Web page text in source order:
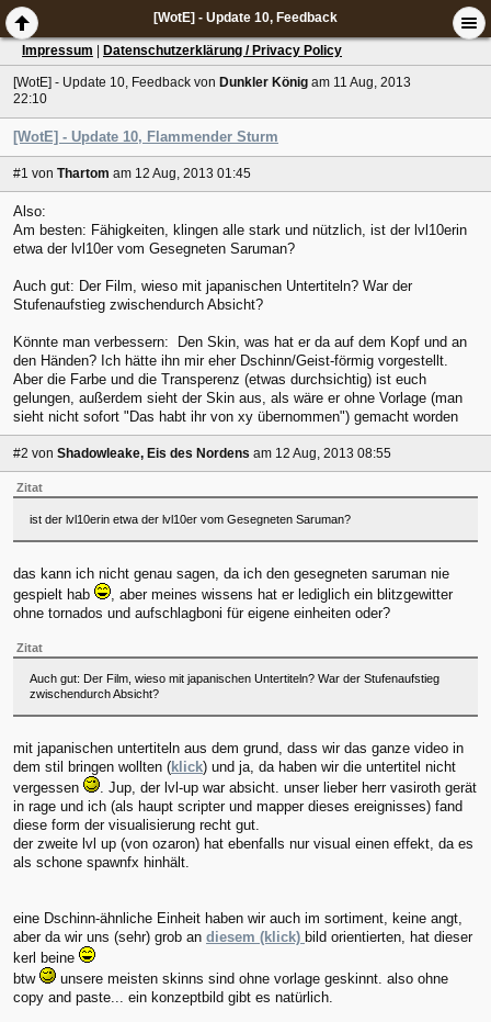
[WotE] - Update 10, Feedback
Impressum Datenschutzerklärung / Privacy Policy
[WotE] - Update 10, Feedback von Dunkler König am 11 Aug, 2013
22:10
[WotE] - Update 10, Flammender Sturm
#1 von Thartom am 12 Aug, 2013 01:45
Also:
Am besten: Fähigkeiten, klingen alle stark und nützlich, ist der lvl10erin
etwa der lvl10er vom Gesegneten Saruman?
Auch gut: Der Film, wieso mit japanischen Untertiteln? War der
Stufenaufstieg zwischendurch Absicht?
Könnte man verbessern: Den Skin, was hat er da auf dem Kopf und an
den Händen? Ich hätte ihn mir eher Dschinn/Geist-förmig vorgestellt.
Aber die Farbe und die Transperenz (etwas durchsichtig) ist euch
gelungen, außerdem sieht der Skin aus, als wäre er ohne Vorlage (man
sieht nicht sofort "Das habt ihr von xy übernommen") gemacht worden
#2 von Shadowleake, Eis des Nordens am 12 Aug, 2013 08:55
Zitat
ist der lvl10erin etwa der lvl10er vom Gesegneten Saruman?
das kann ich nicht genau sagen, da ich den gesegneten saruman nie
gespielt hab
, aber meines wissens hat er lediglich ein blitzgewitter
ohne tornados und aufschlagboni für eigene einheiten oder?
Zitat
Auch gut: Der Film, wieso mit japanischen Untertiteln? War der Stufenaufstieg
zwischendurch Absicht?
mit japanischen untertiteln aus dem grund, dass wir das ganze video in
dem stil bringen wollten (klick) und ja, da haben wir die untertitel nicht
vergessen
. Jup, der lvl-up war absicht. unser lieber herr vasiroth gerät
in rage und ich (als haupt scripter und mapper dieses ereignisses) fand
diese form der visualisierung recht gut.
der zweite lvl up (von ozaron) hat ebenfalls nur visual einen effekt, da es
als schone spawnfx hinhält.
eine Dschinn-ähnliche Einheit haben wir auch im sortiment, keine angt,
aber da wir uns (sehr) grob an diesem (klick) bild orientierten, hat dieser
kerl beine
btw
unsere meisten skinns sind ohne vorlage geskinnt. also ohne
copy and paste... ein konzeptbild gibt es natürlich.